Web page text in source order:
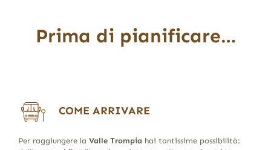
Prima di pianificare…
COME ARRIVARE
Per raggiungere la Valle Trompia hai tantissime possibilità: